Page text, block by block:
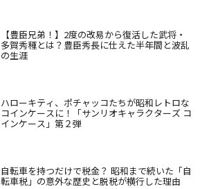
【豊臣兄弟！】2度の改易から復活した武将・
多賀秀種とは？豊臣秀長に仕えた半年間と波乱
の生涯
ハローキティ、ポチャッコたちが昭和レトロな
コインケースに！「サンリオキャラクターズ コ
インケース」第２弾
自転車を持つだけで税金？ 昭和まで続いた「自
転車税」の意外な歴史と脱税が横行した理由